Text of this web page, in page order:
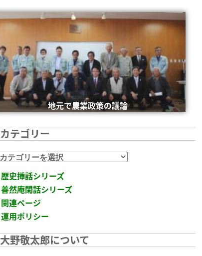
地元で農業政策の議論
カテゴリー
カ
テ
ゴ
リ
ー
歴史挿話シリーズ
善然庵閑話シリーズ
関連ページ
運用ポリシー
大野敬太郎について